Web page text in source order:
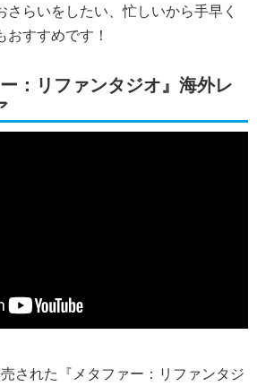
らいをしたい、忙しいから手早く
すすめです！
：リファンタジオ』海外レ
された『メタファー：リファンタジ